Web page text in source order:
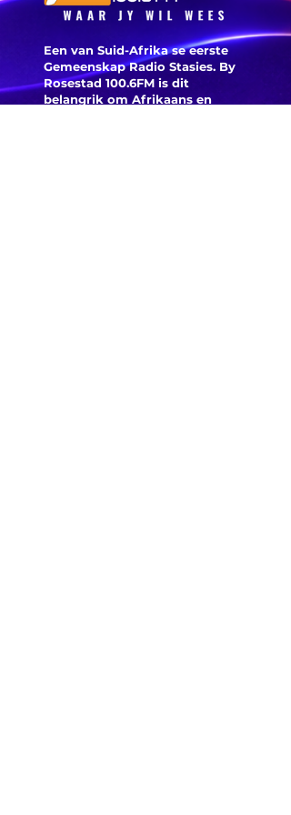
Een van Suid-Afrika se eerste
Gemeenskap Radio Stasies. By
Rosestad 100.6FM is dit
belangrik om Afrikaans en